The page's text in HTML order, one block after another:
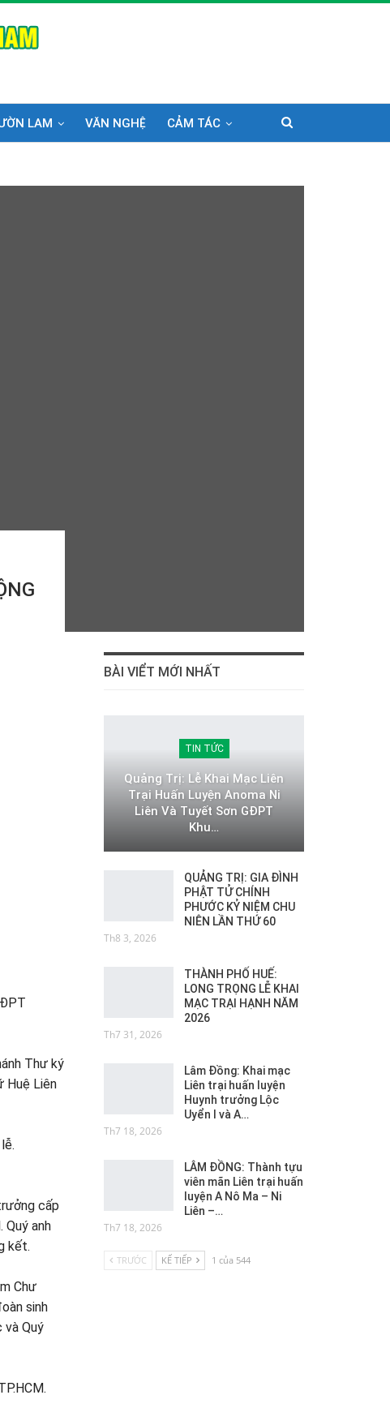
LAM VĂN NGHỆ CẢM TÁC
Thư ký
Huệ Liên
cấp
Quý anh
kết.
Chư
sinh
và Quý
BÀI VIỂT MỚI NHẤT
TIN TỨC
Quảng Trị: Lễ Khai Mạc Liên
Trại Huấn Luyện Anoma Ni
Liên Và Tuyết Sơn GĐPT
Khu…
QUẢNG TRỊ: GIA ĐÌNH
PHẬT TỬ CHÍNH
PHƯỚC KỶ NIỆM CHU
NIÊN LẦN THỨ 60
Th8 3, 2026
THÀNH PHỐ HUẾ:
LONG TRỌNG LỄ KHAI
MẠC TRẠI HẠNH NĂM
2026
Th7 31, 2026
Lâm Đồng: Khai mạc
Liên trại huấn luyện
Huynh trưởng Lộc
Uyển I và A…
Th7 18, 2026
LÂM ĐỒNG: Thành tựu
viên mãn Liên trại huấn
luyện A Nô Ma – Ni
Liên –…
Th7 18, 2026
TRƯỚC KẾ TIẾP 1 của 544